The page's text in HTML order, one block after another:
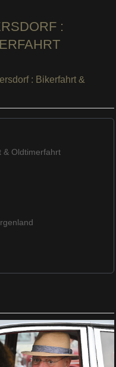
:
: Bikerfahrt &
& Oldtimerfahrt